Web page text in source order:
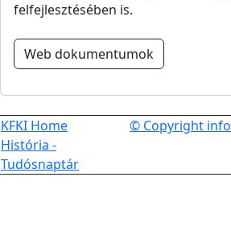
felfejlesztésében is.
Web dokumentumok
KFKI Home
História -
Tudósnaptár
© Copyright info